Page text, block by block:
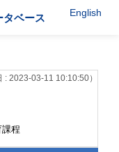
タベース English
: 2023-03-11 10:10:50）
程